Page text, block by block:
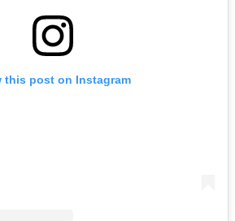
this post on Instagram